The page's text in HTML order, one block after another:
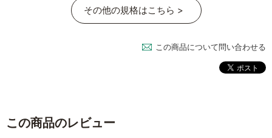
その他の規格はこちら >
この商品について問い合わせる
この商品のレビュー